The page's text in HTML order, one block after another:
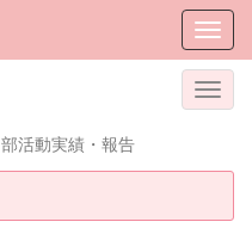
部活動実績・報告